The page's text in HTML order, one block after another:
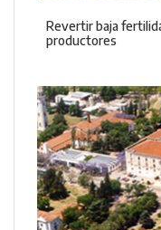
Revertir baja
productores